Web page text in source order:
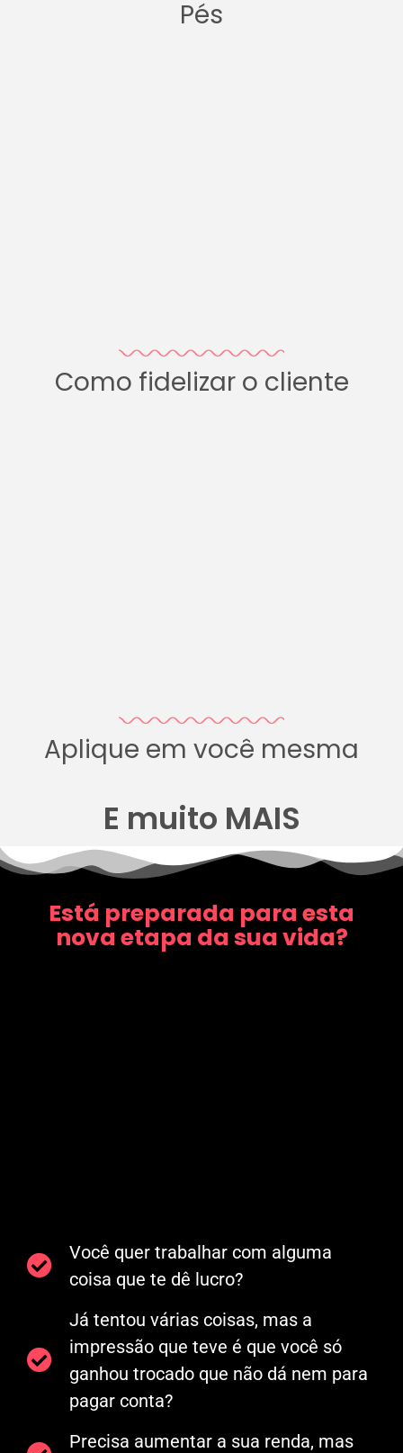
Pés
Como fidelizar o cliente
Aplique em você mesma
E muito MAIS
Está preparada para esta
nova etapa da sua vida?
Você quer trabalhar com alguma
coisa que te dê lucro?
Já tentou várias coisas, mas a
impressão que teve é que você só
ganhou trocado que não dá nem para
pagar conta?
Precisa aumentar a sua renda, mas